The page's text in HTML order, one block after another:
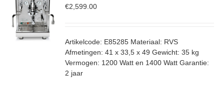
€2,599.00
Artikelcode: E85285 Materiaal: RVS
Afmetingen: 41 x 33,5 x 49 Gewicht: 35 kg
Vermogen: 1200 Watt en 1400 Watt Garantie:
2 jaar